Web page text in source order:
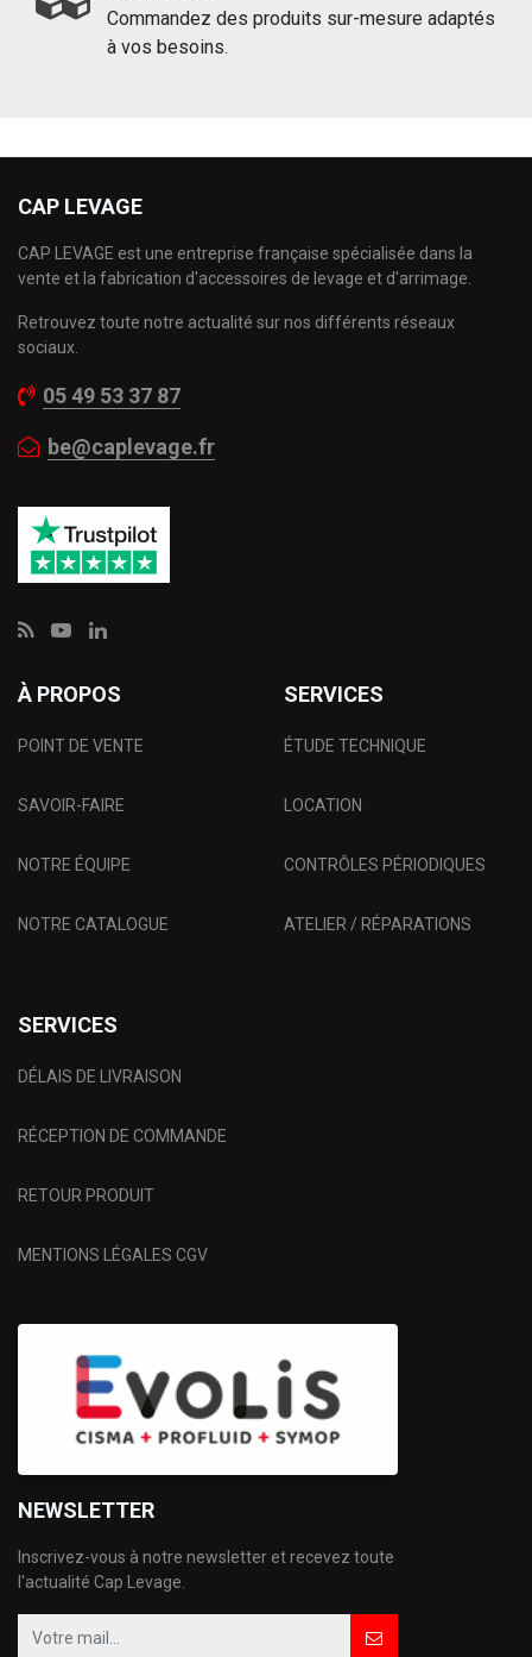
Commandez des produits sur-mesure adaptés
à vos besoins.
CAP LEVAGE
CAP LEVAGE est une entreprise française spécialisée dans la
vente et la fabrication d'accessoires de levage et d'arrimage.
Retrouvez toute notre actualité sur nos différents réseaux
sociaux.
05 49 53 37 87
be@caplevage.fr
À PROPOS
POINT DE VENTE
SAVOIR-FAIRE
NOTRE ÉQUIPE
NOTRE CATALOGUE
SERVICES
ÉTUDE TECHNIQUE
LOCATION
CONTRÔLES PÉRIODIQUES
ATELIER / RÉPARATIONS
SERVICES
DÉLAIS DE LIVRAISON
RÉCEPTION DE COMMANDE
RETOUR PRODUIT
MENTIONS LÉGALES CGV
NEWSLETTER
Inscrivez-vous à notre newsletter et recevez toute
l'actualité Cap Levage.